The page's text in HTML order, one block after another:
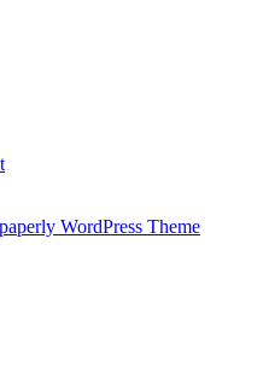
WordPress Theme